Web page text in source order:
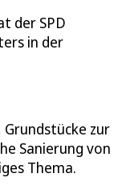
der SPD
in der
zur
Sanierung von
Thema.